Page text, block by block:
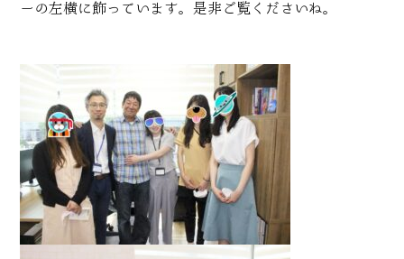
ーの左横に飾っています。是非ご覧くださいね。